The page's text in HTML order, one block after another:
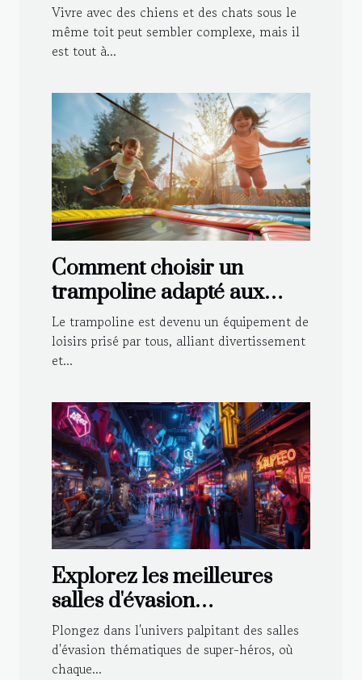
entre chiens et chats
Vivre avec des chiens et des chats sous le
même toit peut sembler complexe, mais il
est tout à...
Comment choisir un
trampoline adapté aux
enfants et aux adultes
Le trampoline est devenu un équipement de
loisirs prisé par tous, alliant divertissement
et...
Explorez les meilleures
salles d'évasion
thématiques de super-
héros
Plongez dans l'univers palpitant des salles
d'évasion thématiques de super-héros, où
chaque...